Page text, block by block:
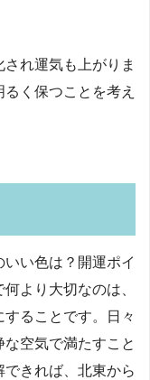
れ運気も上がりま
く保つことを考え
い色は？開運ポイ
より大切なのは、
ることです。日々
空気で満たすこと
きれば、北東から